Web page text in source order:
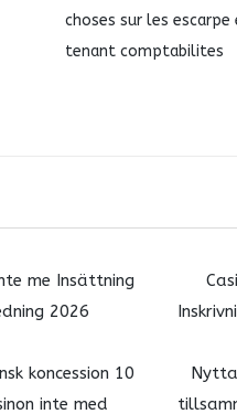
choses sur les escarpe
tenant comptabilites
me Insättning
2026
koncession 10
inte med